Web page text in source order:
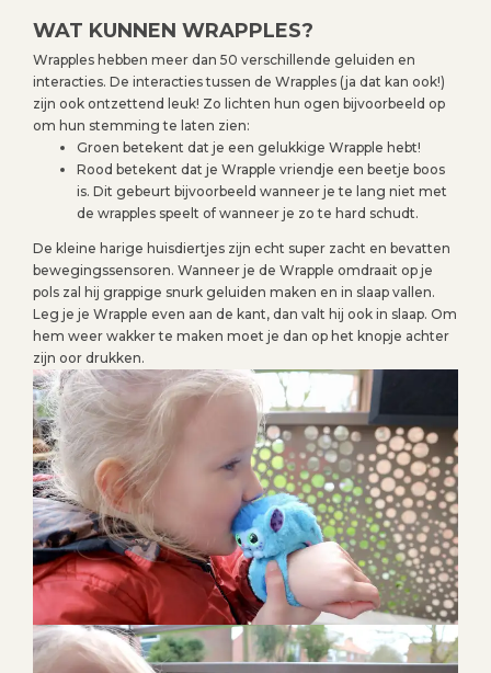
WAT KUNNEN WRAPPLES?
Wrapples hebben meer dan 50 verschillende geluiden en
interacties. De interacties tussen de Wrapples (ja dat kan ook!)
zijn ook ontzettend leuk! Zo lichten hun ogen bijvoorbeeld op
om hun stemming te laten zien:
Groen betekent dat je een gelukkige Wrapple hebt!
Rood betekent dat je Wrapple vriendje een beetje boos
is. Dit gebeurt bijvoorbeeld wanneer je te lang niet met
de wrapples speelt of wanneer je zo te hard schudt.
De kleine harige huisdiertjes zijn echt super zacht en bevatten
bewegingssensoren. Wanneer je de Wrapple omdraait op je
pols zal hij grappige snurk geluiden maken en in slaap vallen.
Leg je je Wrapple even aan de kant, dan valt hij ook in slaap. Om
hem weer wakker te maken moet je dan op het knopje achter
zijn oor drukken.